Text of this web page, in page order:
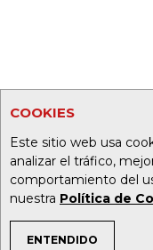
COOKIES
Este sitio web usa
analizar el tráfico,
comportamiento del
nuestra Política de
ENTENDIDO